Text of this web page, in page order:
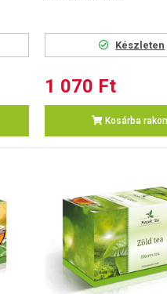
Készleten
1 070 Ft
Kosárba